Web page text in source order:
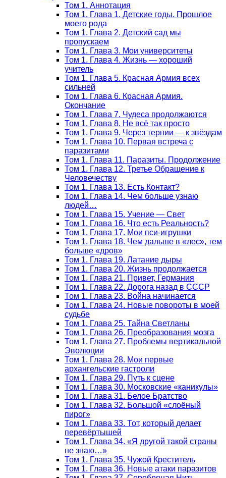
Том 1. Аннотация
Том 1. Глава 1. Детские годы. Прошлое
моего рода
Том 1. Глава 2. Детский сад мы
пропускаем
Том 1. Глава 3. Мои университеты
Том 1. Глава 4. Жизнь — хороший
учитель
Том 1. Глава 5. Красная Армия всех
сильней
Том 1. Глава 6. Красная Армия.
Окончание
Том 1. Глава 7. Чудеса продолжаются
Том 1. Глава 8. Не всё так просто
Том 1. Глава 9. Через тернии — к звёздам
Том 1. Глава 10. Первая встреча с
паразитами
Том 1. Глава 11. Паразиты. Продолжение
Том 1. Глава 12. Третье Обращение к
Человечеству
Том 1. Глава 13. Есть Контакт?
Том 1. Глава 14. Чем больше узнаю
людей…
Том 1. Глава 15. Учение — Свет
Том 1. Глава 16. Что есть Реальность?
Том 1. Глава 17. Мои пси-игрушки
Том 1. Глава 18. Чем дальше в «лес», тем
больше «дров»
Том 1. Глава 19. Латание дыры
Том 1. Глава 20. Жизнь продолжается
Том 1. Глава 21. Привет, Германия
Том 1. Глава 22. Дорога назад в СССР
Том 1. Глава 23. Война начинается
Том 1. Глава 24. Новые повороты в моей
судьбе
Том 1. Глава 25. Тайна Светланы
Том 1. Глава 26. Преобразования мозга
Том 1. Глава 27. Проблемы вертикальной
Эволюции
Том 1. Глава 28. Мои первые
архангельские гастроли
Том 1. Глава 29. Путь к сцене
Том 1. Глава 30. Московские «каникулы»
Том 1. Глава 31. Белое Братство
Том 1. Глава 32. Большой «слоёный
пирог»
Том 1. Глава 33. Тот, который делает
перевёртышей
Том 1. Глава 34. «Я другой такой страны
не знаю…»
Том 1. Глава 35. Чужой Креститель
Том 1. Глава 36. Новые атаки паразитов